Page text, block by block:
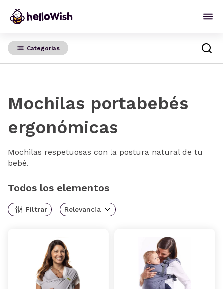
Categorias
Mochilas portabebés
ergonómicas
Mochilas respetuosas con la postura natural de tu
bebé.
Todos los elementos
Filtrar Relevancia